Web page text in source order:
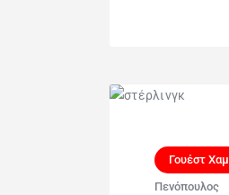
Γουέστ Χαμ
Πενόπουλος